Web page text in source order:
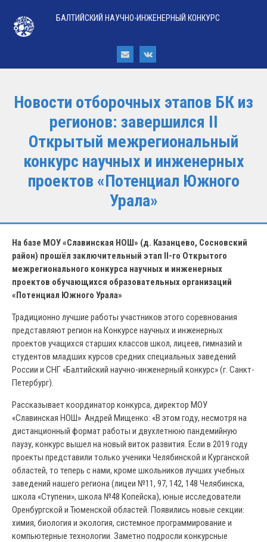
БАЛТИЙСКИЙ НАУЧНО-ИНЖЕНЕРНЫЙ КОНКУРС
Новости отборочных этапов БК из
регионов: завершился II
Открытый межрегиональный
конкурс научных и инженерных
проектов «Потенциал Южного
Урала»
На базе МОУ «Славинская НОШ» (д. Казанцево, Сосновский
район) прошёл заключительный этап II-го Открытого
межрегионального конкурса научных и инженерных
проектов обучающихся образовательных организаций
«Потенциал Южного Урала»
Традиционно лучшие работы участников этого соревнования
представляют регион на Конкурсе научных и инженерных
проектов учащихся старших классов школ, лицеев, гимназий и
студентов младших курсов средних специальных заведений
России и СНГ «Балтийский научно-инженерный конкурс» (г. Санкт-
Петербург).
Рассказывает координатор конкурса, директор МОУ
«Славинская НОШ» Андрей Мищенко: «В этом году, несмотря на
дистанционный формат работы и двухлетнюю пандемийную
паузу, конкурс вышел на новый виток развития. Если в 2019 году
проекты представили только ученики Челябинской и Курганской
областей, то теперь с нами, кроме школьников лучших учебных
заведений нашего региона (лицеи №11, 97, 142, 148 Челябинска,
школа «Ступени», школа №48 Копейска), юные исследователи
Оренбургской и Тюменской областей. Появились новые секции:
химия, биология и экология, системное программирование и
компьютерные технологии. Заметно подросли конкурсные